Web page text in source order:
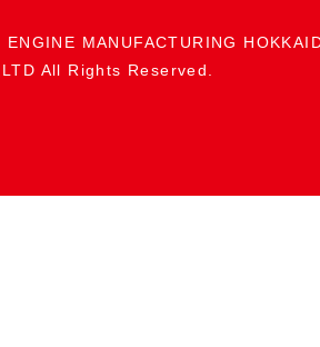
MANUFACTURING
All Rights Reserved.